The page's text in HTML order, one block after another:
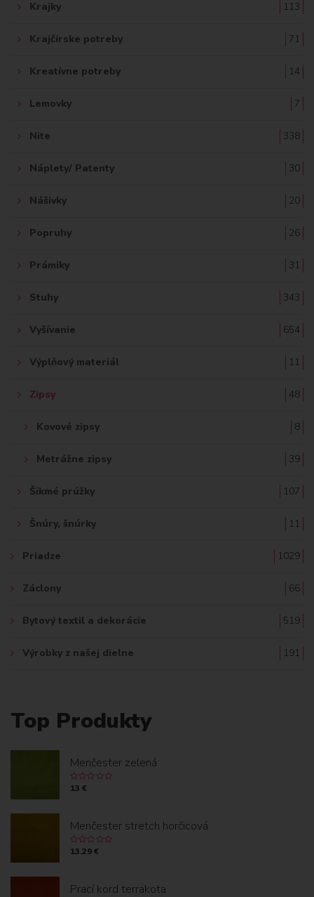
Krajky 113
Krajčírske potreby 71
Kreatívne potreby 14
Lemovky 7
Nite 338
Náplety/ Patenty 30
Nášivky 20
Popruhy 26
Prámiky 31
Stuhy 343
Vyšívanie 654
Výplňový materiál 11
Zipsy 48
Kovové zipsy 8
Metrážne zipsy 39
Šikmé prúžky 107
Šnúry, šnúrky 11
Priadze 1029
Záclony 66
Bytový textil a dekorácie 519
Výrobky z našej dielne 191
Top Produkty
Menčester zelená
13 €
Menčester stretch horčicová
13.29 €
Prací kord terrakota